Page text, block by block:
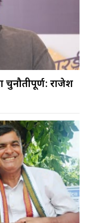
चुनौतीपूर्ण: राजेश